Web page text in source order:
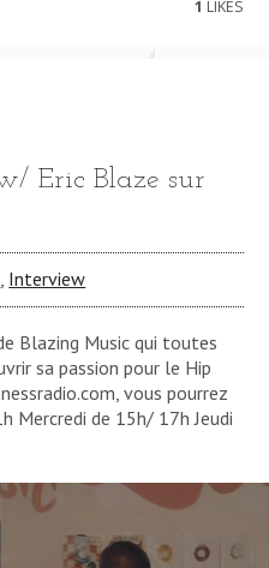
1 LIKES
Eric Blaze sur
, Interview
Blazing Music qui toutes
sa passion pour le Hip
vous pourrez
Mercredi de 15h/ 17h Jeudi